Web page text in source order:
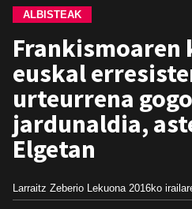
ALBISTEAK
Frankismoaren
euskal
urteurrena
jardunaldia,
Elgetan
Larraitz Zeberio Lekuona 2016ko